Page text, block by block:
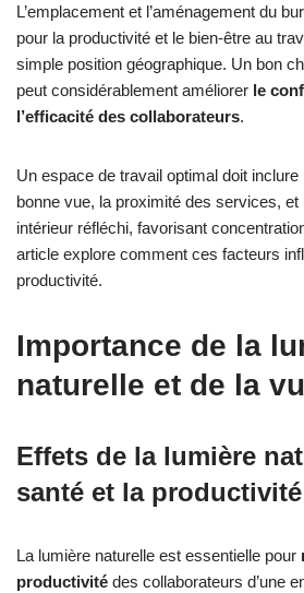
L’emplacement et l’aménagement du
pour la productivité et le bien-être au
simple position géographique. Un bon
peut considérablement améliorer le
l’efficacité des collaborateurs.
Un espace de travail optimal doit
bonne vue, la proximité des services, et
intérieur réfléchi, favorisant
article explore comment ces facteurs
productivité.
Importance de la
naturelle et de la
Effets de la lumière
santé et la productivité
La lumière naturelle est essentielle pour
productivité des collaborateurs d’une